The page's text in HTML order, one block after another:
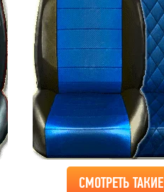
СМОТРЕТЬ ТАКИЕ